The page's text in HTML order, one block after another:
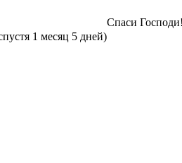
1 месяц 5 дней)
Спаси